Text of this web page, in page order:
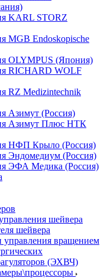
KARL STORZ
MGB Endoskopische
OLYMPUS (Япония)
RICHARD WOLF
RZ Medizintechnik
Азимут (Россия)
Азимут Плюс НТК
НФП Крыло (Россия)
Эндомедиум (Россия)
ЭФА Медика (Россия)
шейвера
шейвера
управления вращением
(ЭХВЧ)